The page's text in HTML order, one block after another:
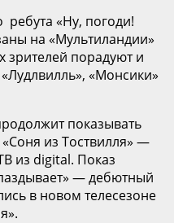
ребута «Ну, погоди!
на «Мультиландии»
зрителей порадуют и
«Монсики»
показывать
из Тоствилля» —
из digital. Показ
— дебютный
в новом телесезоне